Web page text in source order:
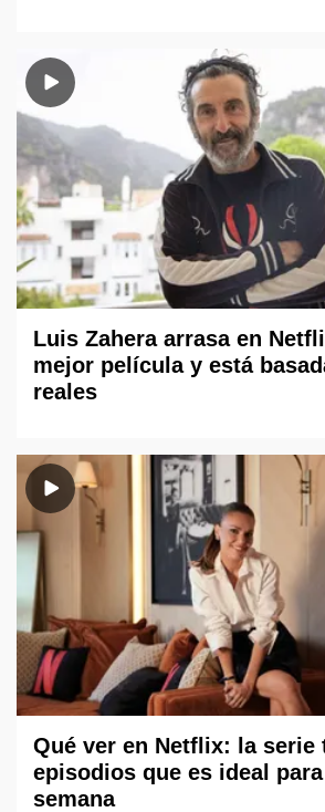
Luis Zahera arrasa en
mejor película y está
reales
Qué ver en Netflix: la serie
episodios que es ideal
semana